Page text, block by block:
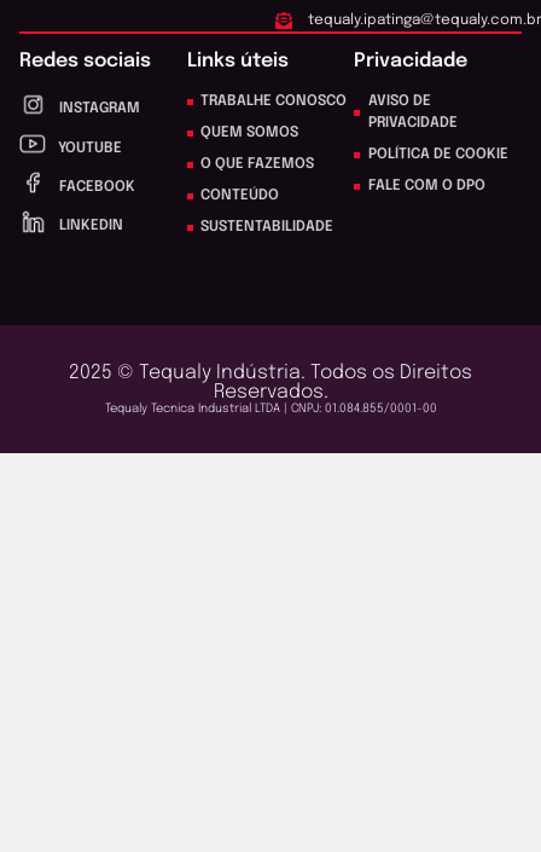
tequaly.ipatinga@tequaly.com.br
Redes sociais
INSTAGRAM
YOUTUBE
FACEBOOK
LINKEDIN
Links úteis
TRABALHE CONOSCO
QUEM SOMOS
O QUE FAZEMOS
CONTEÚDO
SUSTENTABILIDADE
Privacidade
AVISO DE
PRIVACIDADE
POLÍTICA DE COOKIE
FALE COM O DPO
2025 © Tequaly Indústria. Todos os Direitos
Reservados.
Tequaly Tecnica Industrial LTDA | CNPJ: 01.084.855/0001-00